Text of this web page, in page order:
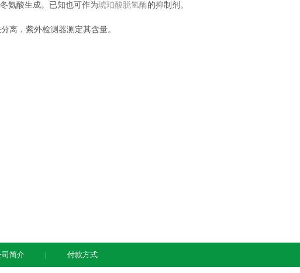
氨酸生成。已知也可作为琥珀酸脱氢酶的抑制剂。
，紫外检测器测定其含量。
司简介 付款方式